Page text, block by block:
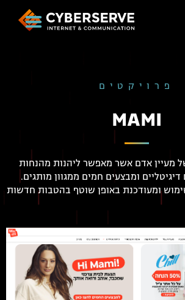
פרויקטים
MAMI
מעיין אדם אשר מאפשר ליהנות מהנחות
דיגיטליים ומבצעים חמים ממגוון מותגים.
ומעודכנת באופן שוטף בהטבות חדשות